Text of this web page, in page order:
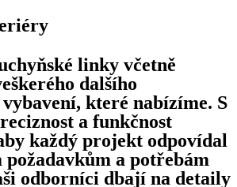
linky včetně
dalšího
které nabízíme. S
a funkčnost
každý projekt odpovídal
a potřebám
odborníci dbají na detaily